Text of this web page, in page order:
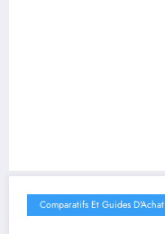
Comparatifs Et Guides D'Achat